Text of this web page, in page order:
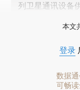
列卫星通讯设备
本文
登录
数据
可畅